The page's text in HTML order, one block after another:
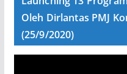
Oleh Dirlantas PMJ
(25/9/2020)